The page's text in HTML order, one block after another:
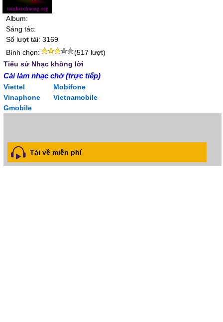
Album:
Sáng tác:
Số lượt tải: 3169
Bình chọn:
(517 lượt)
Tiểu sử Nhạc không lời
Cài làm nhạc chờ (trực tiếp)
Viettel
Mobifone
Vinaphone
Vietnamobile
Gmobile
Tải về miễn phí